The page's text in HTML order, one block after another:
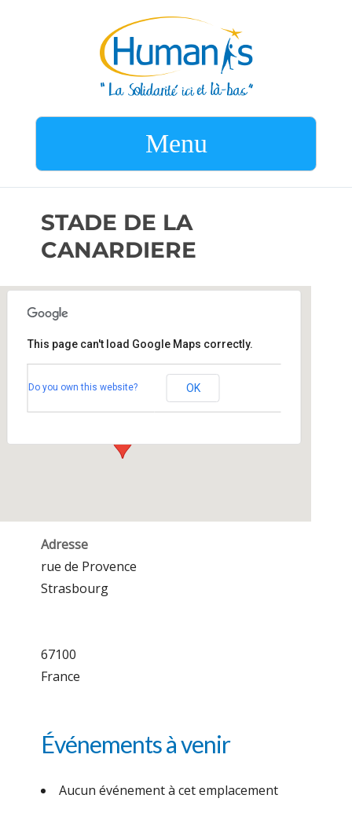
Menu
STADE DE LA
CANARDIERE
STADE DE LA CANARDIERE
rue de Provence - Strasbourg
This page can't load Google Maps correctly.
Do you own this website? OK
Adresse
rue de Provence
Strasbourg
67100
France
Événements à venir
Aucun événement à cet emplacement